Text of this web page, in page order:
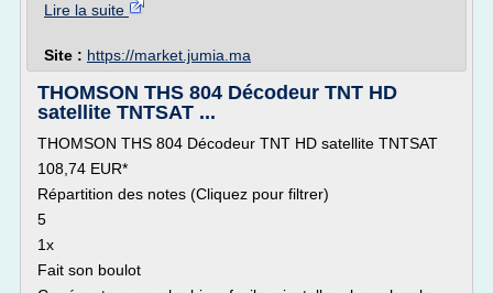
Lire la suite
Site : https://market.jumia.ma
THOMSON THS 804 Décodeur TNT HD
satellite TNTSAT ...
THOMSON THS 804 Décodeur TNT HD satellite TNTSAT
108,74 EUR*
Répartition des notes (Cliquez pour filtrer)
5
1x
Fait son boulot